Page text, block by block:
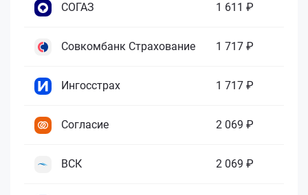
СОГАЗ 1 611 ₽
Совкомбанк Страхование 1 717 ₽
Ингосстрах 1 717 ₽
Согласие 2 069 ₽
ВСК 2 069 ₽